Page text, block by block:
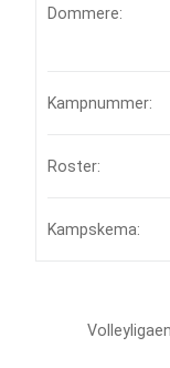
Dommere:
Kampnummer:
Roster:
Kampskema: